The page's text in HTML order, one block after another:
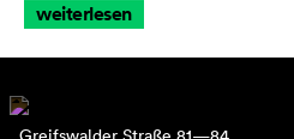
weiterlesen